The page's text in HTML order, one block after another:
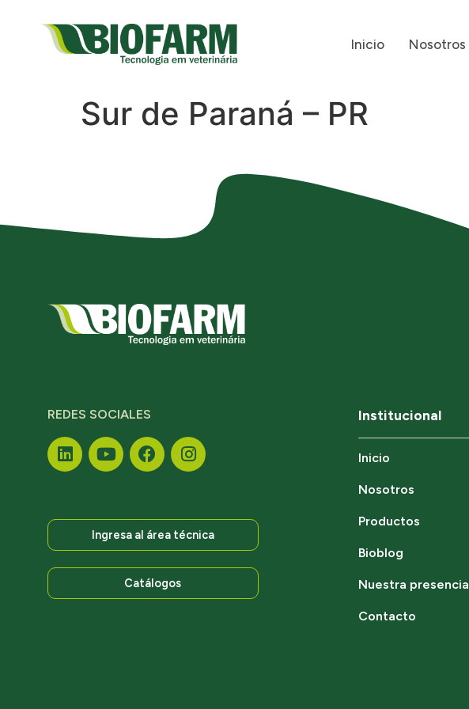
Inicio Nosotros
Sur de Paraná – PR
REDES SOCIALES
Ingresa al área técnica
Catálogos
Institucional
Inicio
Nosotros
Productos
Bioblog
Nuestra presencia
Contacto